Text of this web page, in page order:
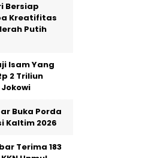
Bersiap
Kreatifitas
Putih
Isam Yang
2 Triliun
Buka Porda
Kaltim 2026
Terima 183